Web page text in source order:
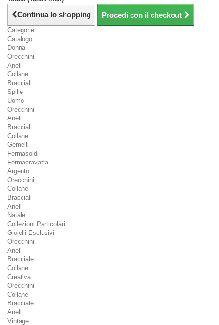
Continua lo shopping Procedi con il checkout
Categorie
Catalogo
Donna
Orecchini
Anelli
Collane
Bracciali
Spille
Uomo
Orecchini
Anelli
Bracciali
Collane
Gemelli
Fermasoldi
Fermacravatta
Argento
Orecchini
Collane
Bracciali
Anelli
Natale
Collezioni Particolari
Gioielli Esclusivi
Orecchini
Anelli
Bracciale
Collane
Creativa
Orecchini
Collane
Bracciale
Anelli
Vintage